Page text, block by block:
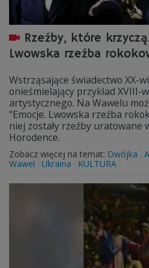
Rzeźby, które
Lwowska rzeźba
Wstrząsające świadectwo XX-
onieśmielający przykład XVIII-
artystycznego. Na Wawelu
"Emocje. Lwowska rzeźba
niej zostały rzeźby uratowane
Horodence.
Zobacz więcej na temat: Dwójka
Wawel
Ukraina KULTURA